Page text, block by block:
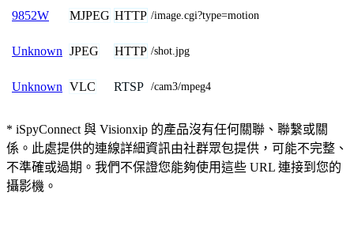
9852W MJPEG HTTP /image.cgi?type=motion
Unknown JPEG HTTP /shot.jpg
Unknown VLC RTSP /cam3/mpeg4
* iSpyConnect 與 Visionxip 的產品沒有任何關聯、聯繫或關
係。此處提供的連線詳細資訊由社群眾包提供，可能不完整、
不準確或過期。我們不保證您能夠使用這些 URL 連接到您的
攝影機。